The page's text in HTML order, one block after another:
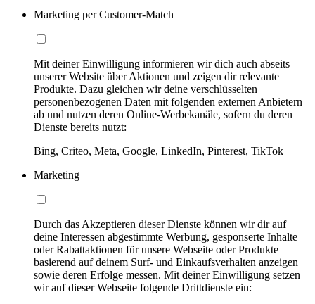
Marketing per Customer-Match
Mit deiner Einwilligung informieren wir dich auch abseits
unserer Website über Aktionen und zeigen dir relevante
Produkte. Dazu gleichen wir deine verschlüsselten
personenbezogenen Daten mit folgenden externen Anbietern
ab und nutzen deren Online-Werbekanäle, sofern du deren
Dienste bereits nutzt:
Bing, Criteo, Meta, Google, LinkedIn, Pinterest, TikTok
Marketing
Durch das Akzeptieren dieser Dienste können wir dir auf
deine Interessen abgestimmte Werbung, gesponserte Inhalte
oder Rabattaktionen für unsere Webseite oder Produkte
basierend auf deinem Surf- und Einkaufsverhalten anzeigen
sowie deren Erfolge messen. Mit deiner Einwilligung setzen
wir auf dieser Webseite folgende Drittdienste ein: